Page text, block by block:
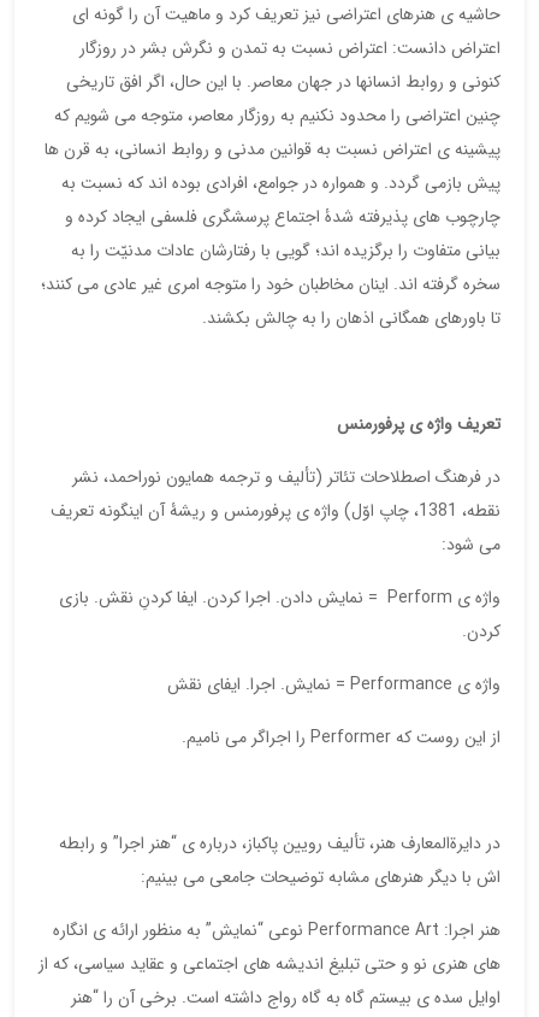
حاشیه ی هنرهای اعتراضی نیز تعریف کرد و ماهیت آن را گونه ای
اعتراض دانست: اعتراض نسبت به تمدن و نگرش بشر در روزگار
کنونی و روابط انسانها در جهان معاصر. با این حال، اگر افق تاریخی
چنین اعتراضی را محدود نکنیم به روزگار معاصر، متوجه می شویم که
پیشینه ی اعتراض نسبت به قوانین مدنی و روابط انسانی، به قرن ها
پیش بازمی گردد. و همواره در جوامع، افرادی بوده اند که نسبت به
چارچوب های پذیرفته شدۀ اجتماع پرسشگری فلسفی ایجاد کرده و
بیانی متفاوت را برگزیده اند؛ گویی با رفتارشان عادات مدنیّت را به
سخره گرفته اند. اینان مخاطبان خود را متوجه امری غیر عادی می کنند؛
تا باورهای همگانی اذهان را به چالش بکشند.
تعریف واژه ی پرفورمنس
در فرهنگ اصطلاحات تئاتر (تألیف و ترجمه همایون نوراحمد، نشر
نقطه، 1381، چاپ اوّل) واژه ی پرفورمنس و ریشۀ آن اینگونه تعریف
می شود:
واژه ی Perform = نمایش دادن. اجرا کردن. ایفا کردنِ نقش. بازی
کردن.
واژه ی Performance = نمایش. اجرا. ایفای نقش
از این روست که Performer را اجراگر می نامیم.
در دایرةالمعارف هنر، تألیف رویین پاکباز، درباره ی “هنر اجرا” و رابطه
اش با دیگر هنرهای مشابه توضیحات جامعی می بینیم:
هنر اجرا: Performance Art نوعی “نمایش” به منظور ارائه ی انگاره
های هنری نو و حتی تبلیغ اندیشه های اجتماعی و عقاید سیاسی، که از
اوایل سده ی بیستم گاه به گاه رواج داشته است. برخی آن را “هنر